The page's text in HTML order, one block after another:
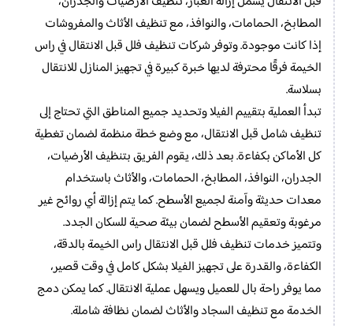
المطابخ، الحمامات، والنوافذ، مع تنظيف الأثاث والمفروشات
إذا كانت موجودة. وتوفر شركات تنظيف فلل قبل الانتقال في راس
الخيمة فرقًا محترفة لديها خبرة كبيرة في تجهيز المنازل للانتقال
بسلاسة.
تبدأ العملية بتقييم الفيلا وتحديد جميع المناطق التي تحتاج إلى
تنظيف شامل قبل الانتقال، مع وضع خطة منظمة لضمان تغطية
كل الأماكن بكفاءة. بعد ذلك، يقوم الفريق بتنظيف الأرضيات،
الجدران، النوافذ، المطابخ، الحمامات، والأثاث باستخدام
معدات حديثة وآمنة لجميع الأسطح. كما يتم إزالة أي روائح غير
مرغوبة وتعقيم الأسطح لضمان بيئة صحية للسكان الجدد.
وتتميز خدمات تنظيف فلل قبل الانتقال راس الخيمة بالدقة،
الكفاءة، والقدرة على تجهيز الفيلا بشكل كامل في وقت قصير،
مما يوفر راحة بال للعميل ويسهل عملية الانتقال. كما يمكن دمج
الخدمة مع تنظيف السجاد والأثاث لضمان نظافة شاملة.